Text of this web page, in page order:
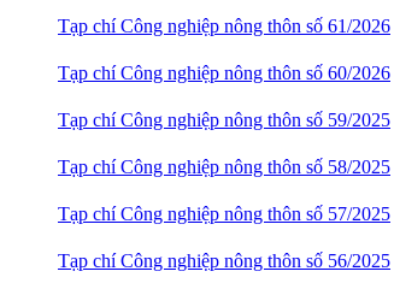
Tạp chí Công nghiệp nông thôn số 61/2026
Tạp chí Công nghiệp nông thôn số 60/2026
Tạp chí Công nghiệp nông thôn số 59/2025
Tạp chí Công nghiệp nông thôn số 58/2025
Tạp chí Công nghiệp nông thôn số 57/2025
Tạp chí Công nghiệp nông thôn số 56/2025